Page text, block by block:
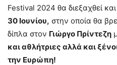
Festival 2024 θα διεξαχθεί
30 Ιουνίου, στην οποία θα
δίπλα στον Γιώργο Πρίντεζη
και αθλήτριες αλλά και
την Ευρώπη!